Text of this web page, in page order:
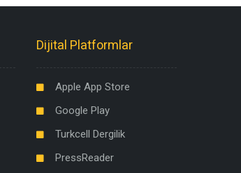
Dijital Platformlar
Apple App Store
Google Play
Turkcell Dergilik
PressReader